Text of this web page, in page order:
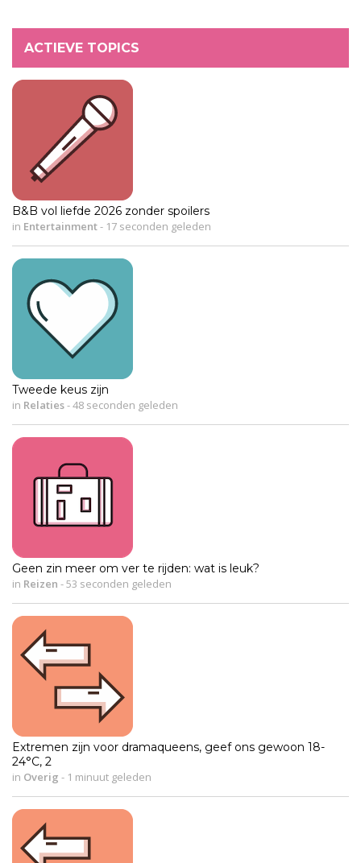
ACTIEVE TOPICS
B&B vol liefde 2026 zonder spoilers
in Entertainment- 17 seconden geleden
Tweede keus zijn
in Relaties-48 seconden geleden
Geen zin meer om ver te rijden: wat is leuk?
in Reizen -53 seconden geleden
Extremen zijn voor dramaqueens, geef ons gewoon 18-
24°C, 2
in Overig - 1 minuut geleden